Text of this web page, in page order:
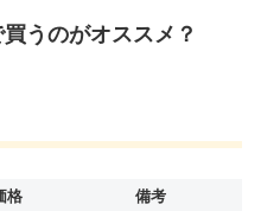
うのがオススメ？
格
備考